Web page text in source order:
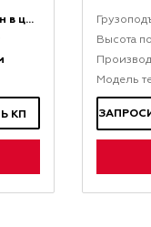
включен в цену
КП
Высота
Модель